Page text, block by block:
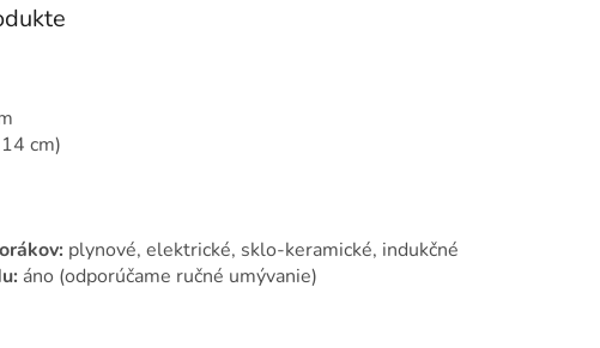
cm)
plynové, elektrické, sklo-keramické, indukčné
áno (odporúčame ručné umývanie)